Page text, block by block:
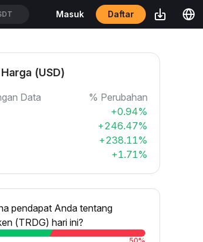
Masuk Daftar
(USD)
Data
% Perubahan
+0.94%
+246.47%
+238.11%
+1.71%
pendapat Anda tentang
(TRDG) hari ini?